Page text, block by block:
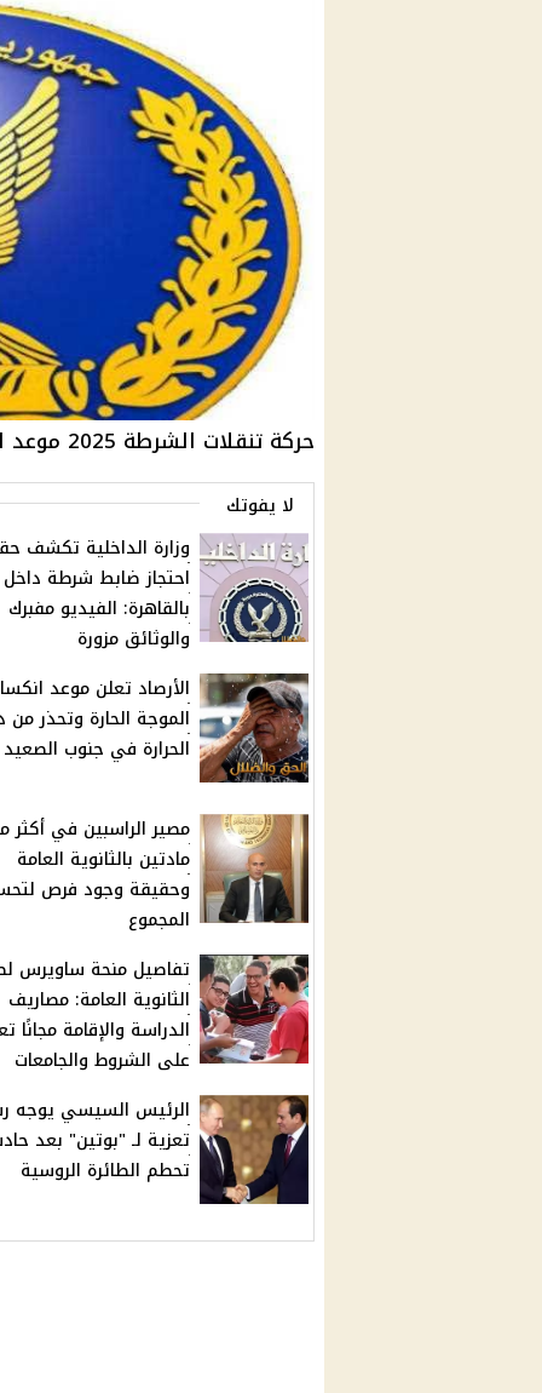
حركة تنقلات الشرطة 2025 موعد الاعتماد والإعلان والتغييرات المنتظرة
لا يفوتك
وزارة الداخلية تكشف
احتجاز ضابط شرطة
بالقاهرة: الفيديو مفبرك
والوثائق مزورة
الأرصاد تعلن موعد
الموجة الحارة وتحذر من
الحرارة في جنوب الصعيد
مصير الراسبين في أكثر
مادتين بالثانوية العامة
وحقيقة وجود فرص
المجموع
تفاصيل منحة ساويرس
الثانوية العامة: مصاريف
الدراسة والإقامة مجانًا
على الشروط والجامعات
الرئيس السيسي يوجه
تعزية لـ "بوتين" بعد
تحطم الطائرة الروسية